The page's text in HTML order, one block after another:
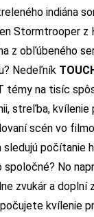
indiána
Stormtrooper z
z obľúbeného
Nedeľník
témy na tisíc
streľba, kvílenie
scén vo
počítanie
No
zvukár a doplní
kvílenie